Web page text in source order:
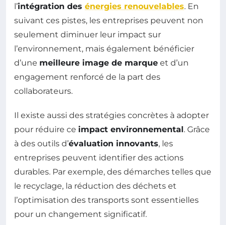
l’intégration des énergies renouvelables. En
suivant ces pistes, les entreprises peuvent non
seulement diminuer leur impact sur
l’environnement, mais également bénéficier
d’une meilleure image de marque et d’un
engagement renforcé de la part des
collaborateurs.
Il existe aussi des stratégies concrètes à adopter
pour réduire ce impact environnemental. Grâce
à des outils d’évaluation innovants, les
entreprises peuvent identifier des actions
durables. Par exemple, des démarches telles que
le recyclage, la réduction des déchets et
l’optimisation des transports sont essentielles
pour un changement significatif.